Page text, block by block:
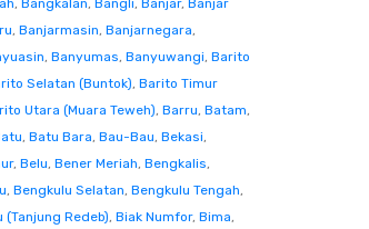
, Bangkalan, Bangli, Banjar, Banjar
, Banjarmasin, Banjarnegara,
, Banyumas, Banyuwangi, Barito
Selatan (Buntok), Barito Timur
Utara (Muara Teweh), Barru, Batam,
, Batu Bara, Bau-Bau, Bekasi,
, Belu, Bener Meriah, Bengkalis,
, Bengkulu Selatan, Bengkulu Tengah,
(Tanjung Redeb), Biak Numfor, Bima,